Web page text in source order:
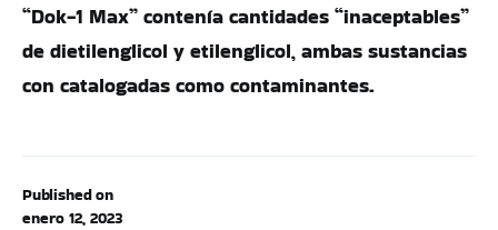
Published on
enero 12, 2023
“Dok-1 Max” contenía cantidades “inaceptables”
de dietilenglicol y etilenglicol, ambas sustancias
con catalogadas como contaminantes.